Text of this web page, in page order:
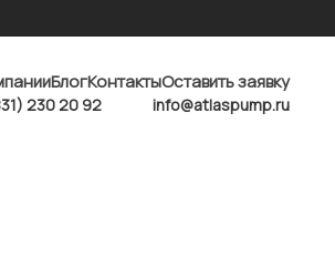
БлогКонтактыОставить заявку
230 20 92 info@atlaspump.ru